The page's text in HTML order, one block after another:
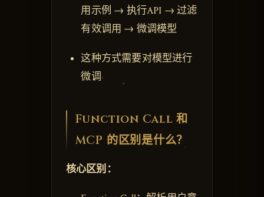
用示例 → 执行API → 过滤
有效调用 → 微调模型
这种方式需要对模型进行
微调
Function Call 和
MCP 的区别是什么？
核心区别：